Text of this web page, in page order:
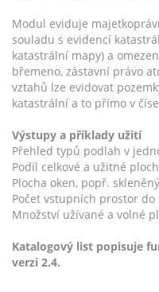
Modul eviduje
souladu s evidencí
katastrální mapy) a
břemeno, zástavní právo
vztahů lze evidovat
katastrální a to přímo v
Výstupy a příklady užití
Přehled typů podlah v
Podíl celkové a užitné
Plocha oken, popř.
Počet vstupních prostor do
Množství užívané a volné
Katalogový list popisuje
verzi 2.4.